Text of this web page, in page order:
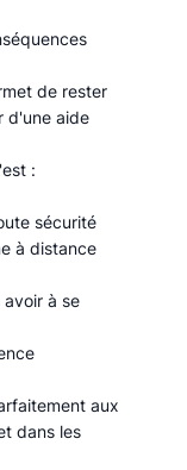
de rester
d'une aide
:
sécurité
à distance
à se
aux
dans les